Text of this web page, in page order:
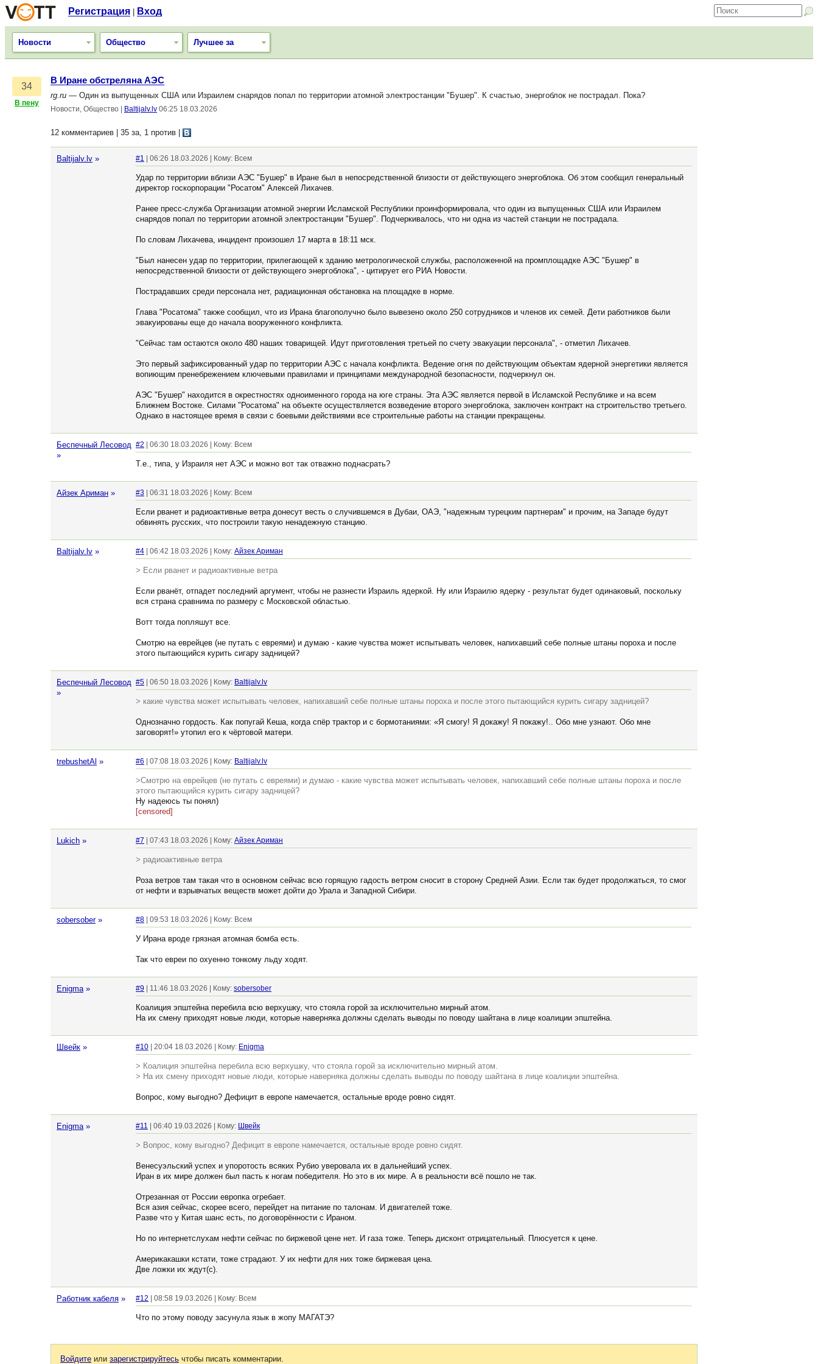
Регистрация Вход
Новости Общество Лучшее за
34
В пену
В Иране обстреляна АЭС
rg.ru — Один из выпущенных США или Израилем снарядов попал по территории атомной электростанции "Бушер". К счастью, энергоблок не пострадал. Пока?
Новости, Общество Baltijalv.lv 06:25 18.03.2026
12 комментариев | 35 за, 1 против
Baltijalv.lv » #1 | 06:26 18.03.2026 | Кому: Всем
Удар по территории вблизи АЭС "Бушер" в Иране был в непосредственной близости от действующего энергоблока. Об этом сообщил генеральный
директор госкорпорации "Росатом" Алексей Лихачев.
Ранее пресс-служба Организации атомной энергии Исламской Республики проинформировала, что один из выпущенных США или Израилем
снарядов попал по территории атомной электростанции "Бушер". Подчеркивалось, что ни одна из частей станции не пострадала.
По словам Лихачева, инцидент произошел 17 марта в 18:11 мск.
"Был нанесен удар по территории, прилегающей к зданию метрологической службы, расположенной на промплощадке АЭС "Бушер" в
непосредственной близости от действующего энергоблока", - цитирует его РИА Новости.
Пострадавших среди персонала нет, радиационная обстановка на площадке в норме.
Глава "Росатома" также сообщил, что из Ирана благополучно было вывезено около 250 сотрудников и членов их семей. Дети работников были
эвакуированы еще до начала вооруженного конфликта.
"Сейчас там остаются около 480 наших товарищей. Идут приготовления третьей по счету эвакуации персонала", - отметил Лихачев.
Это первый зафиксированный удар по территории АЭС с начала конфликта. Ведение огня по действующим объектам ядерной энергетики является
вопиющим пренебрежением ключевыми правилами и принципами международной безопасности, подчеркнул он.
АЭС "Бушер" находится в окрестностях одноименного города на юге страны. Эта АЭС является первой в Исламской Республике и на всем
Ближнем Востоке. Силами "Росатома" на объекте осуществляется возведение второго энергоблока, заключен контракт на строительство третьего.
Однако в настоящее время в связи с боевыми действиями все строительные работы на станции прекращены.
Беспечный Лесовод
»
#2 | 06:30 18.03.2026 | Кому: Всем
Т.е., типа, у Израиля нет АЭС и можно вот так отважно поднасрать?
Айзек Ариман » #3 | 06:31 18.03.2026 | Кому: Всем
Если рванет и радиоактивные ветра донесут весть о случившемся в Дубаи, ОАЭ, "надежным турецким партнерам" и прочим, на Западе будут
обвинять русских, что построили такую ненадежную станцию.
Baltijalv.lv » #4 | 06:42 18.03.2026 | Кому: Айзек Ариман
> Если рванет и радиоактивные ветра
Если рванёт, отпадет последний аргумент, чтобы не разнести Израиль ядеркой. Ну или Израилю ядерку - результат будет одинаковый, поскольку
вся страна сравнима по размеру с Московской областью.
Вотт тогда попляшут все.
Смотрю на еврейцев (не путать с евреями) и думаю - какие чувства может испытывать человек, напихавший себе полные штаны пороха и после
этого пытающийся курить сигару задницей?
Беспечный Лесовод
»
#5 | 06:50 18.03.2026 | Кому: Baltijalv.lv
> какие чувства может испытывать человек, напихавший себе полные штаны пороха и после этого пытающийся курить сигару задницей?
Однозначно гордость. Как попугай Кеша, когда спёр трактор и с бормотаниями: «Я смогу! Я докажу! Я покажу!.. Обо мне узнают. Обо мне
заговорят!» утопил его к чёртовой матери.
trebushetAl » #6 | 07:08 18.03.2026 | Кому: Baltijalv.lv
>Смотрю на еврейцев (не путать с евреями) и думаю - какие чувства может испытывать человек, напихавший себе полные штаны пороха и после
этого пытающийся курить сигару задницей?
Ну надеюсь ты понял)
[censored]
Lukich » #7 | 07:43 18.03.2026 | Кому: Айзек Ариман
> радиоактивные ветра
Роза ветров там такая что в основном сейчас всю горящую гадость ветром сносит в сторону Средней Азии. Если так будет продолжаться, то смог
от нефти и взрывчатых веществ может дойти до Урала и Западной Сибири.
sobersober » #8 | 09:53 18.03.2026 | Кому: Всем
У Ирана вроде грязная атомная бомба есть.
Так что евреи по охуенно тонкому льду ходят.
Enigma » #9 | 11:46 18.03.2026 | Кому: sobersober
Коалиция эпштейна перебила всю верхушку, что стояла горой за исключительно мирный атом.
На их смену приходят новые люди, которые наверняка должны сделать выводы по поводу шайтана в лице коалиции эпштейна.
Швейк » #10 | 20:04 18.03.2026 | Кому: Enigma
> Коалиция эпштейна перебила всю верхушку, что стояла горой за исключительно мирный атом.
> На их смену приходят новые люди, которые наверняка должны сделать выводы по поводу шайтана в лице коалиции эпштейна.
Вопрос, кому выгодно? Дефицит в европе намечается, остальные вроде ровно сидят.
Enigma » #11 | 06:40 19.03.2026 | Кому: Швейк
> Вопрос, кому выгодно? Дефицит в европе намечается, остальные вроде ровно сидят.
Венесуэльский успех и упоротость всяких Рубио уверовала их в дальнейший успех.
Иран в их мире должен был пасть к ногам победителя. Но это в их мире. А в реальности всё пошло не так.
Отрезанная от России европка огребает.
Вся азия сейчас, скорее всего, перейдет на питание по талонам. И двигателей тоже.
Разве что у Китая шанс есть, по договорённости с Ираном.
Но по интернетслухам нефти сейчас по биржевой цене нет. И газа тоже. Теперь дисконт отрицательный. Плюсуется к цене.
Америкакашки кстати, тоже страдают. У их нефти для них тоже биржевая цена.
Две ложки их ждут(с).
Работник кабеля » #12 | 08:58 19.03.2026 | Кому: Всем
Что по этому поводу засунула язык в жопу МАГАТЭ?
Войдите или зарегистрируйтесь чтобы писать комментарии.